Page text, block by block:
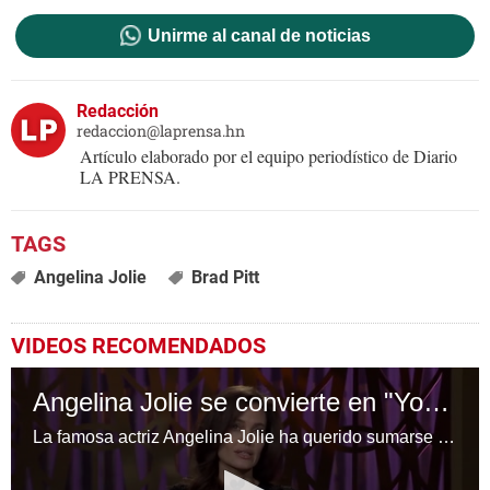
Unirme al canal de noticias
Redacción
redaccion@laprensa.hn
Artículo elaborado por el equipo periodístico de Diario
LA PRENSA.
Angelina Jolie Brad Pitt
VIDEOS RECOMENDADOS
Angelina Jolie se convierte en "YouTuber"
La famosa actriz Angelina Jolie ha querido sumarse a la fiebre de los "youtubers" y se ha abierto su propio canal en la popular plataforma.